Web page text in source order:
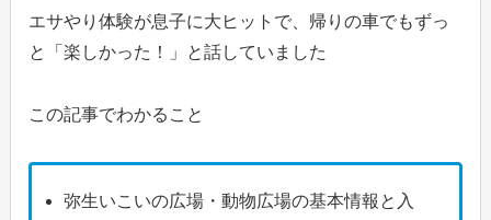
エサやり体験が息子に大ヒットで、帰りの車でもずっ
と「楽しかった！」と話していました
この記事でわかること
弥生いこいの広場・動物広場の基本情報と入